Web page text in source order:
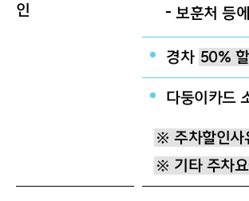
인
보훈처 등
경차 50%
다둥이카드
※ 주차할인사
※ 기타 주차